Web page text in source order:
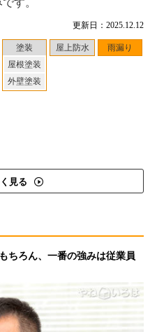
更新日：2025.12.12
塗装
屋根塗装
外壁塗装
屋上防水 雨漏り
見る
す。
ちろん、一番の強みは従業員